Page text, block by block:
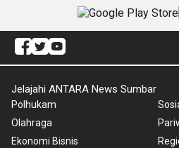
Jelajahi ANTARA News Sumbar
Polhukam
Olahraga
Ekonomi Bisnis